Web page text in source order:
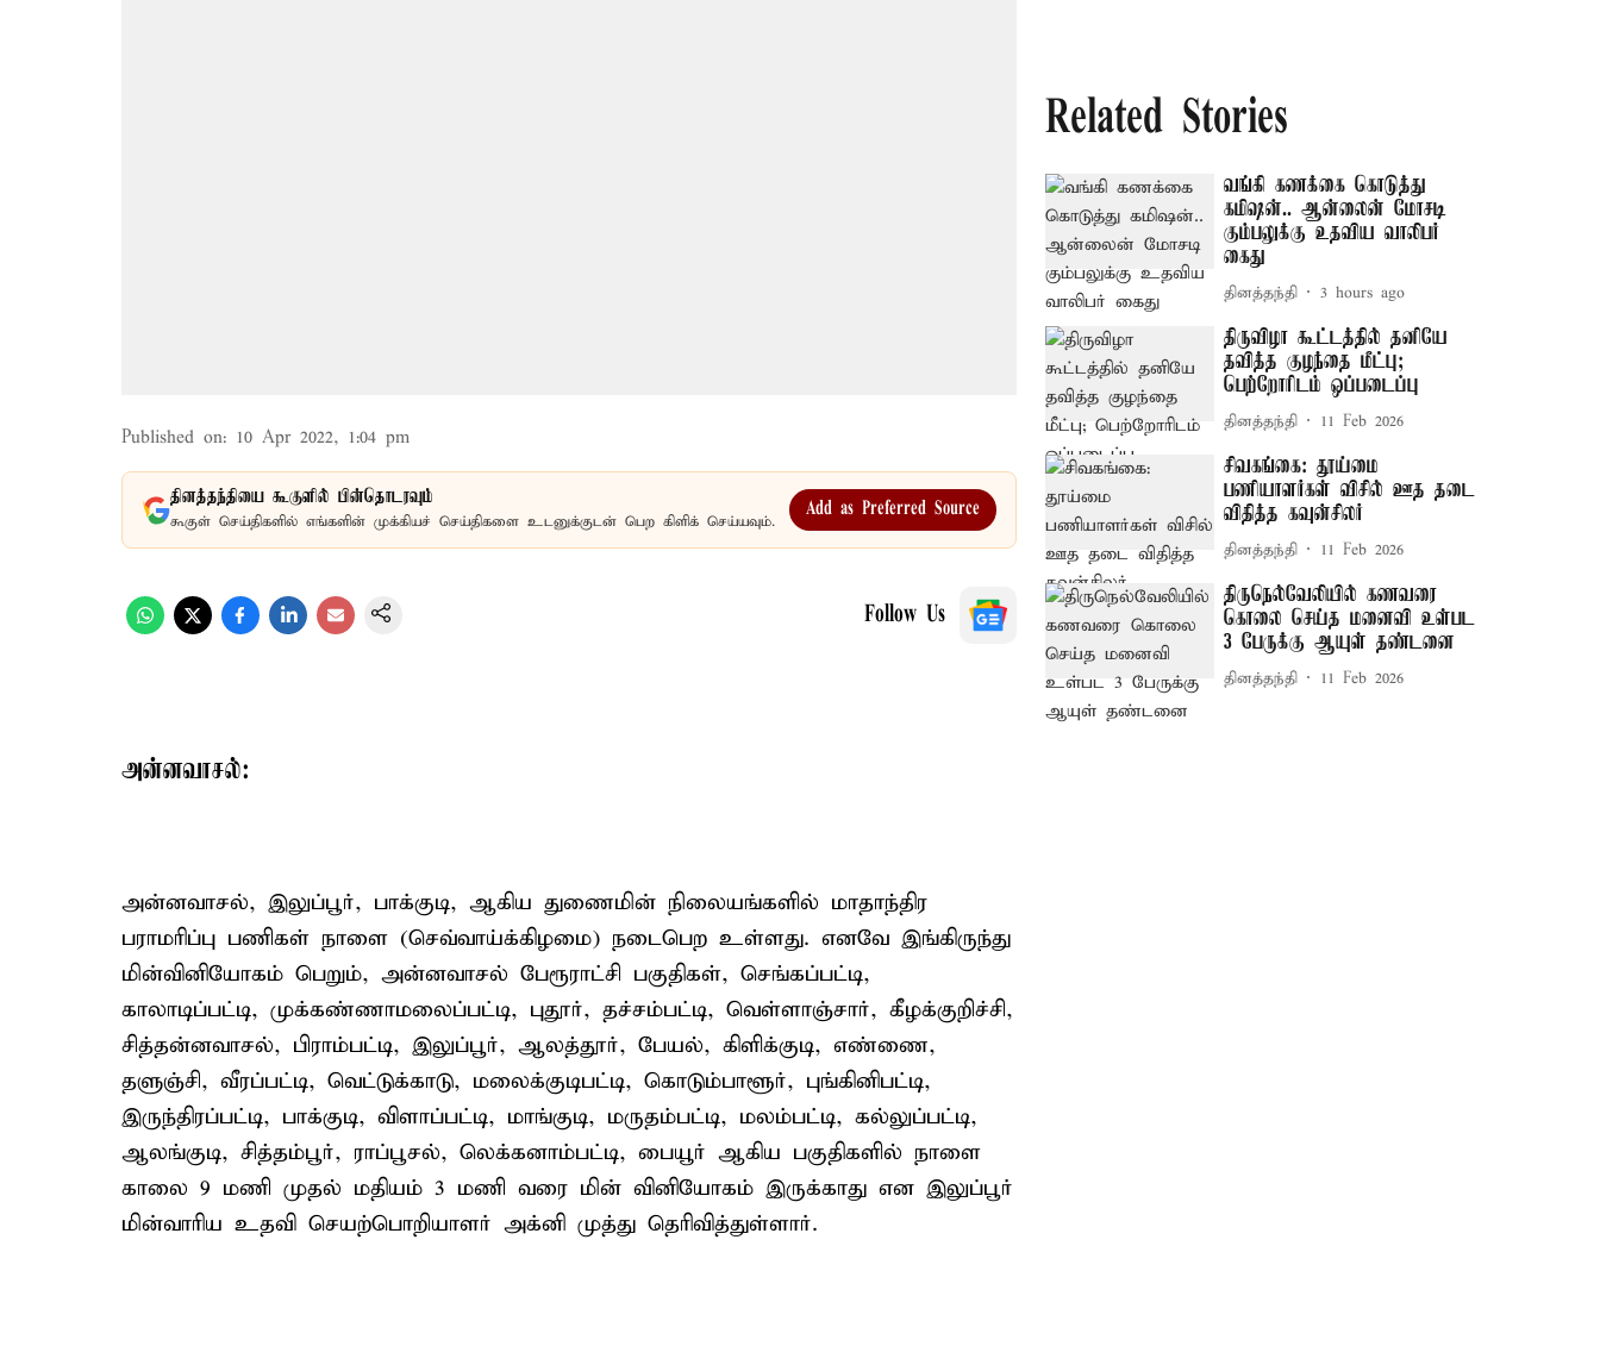
Published on: 10 Apr 2022, 1:04 pm
தினத்தந்தியை கூகுளில் பின்தொடரவும்
கூகுள் செய்திகளில் எங்களின் முக்கியச் செய்திகளை உடனுக்குடன் பெற கிளிக் செய்யவும்.
Add as Preferred Source
Follow Us
அன்னவாசல்:
அன்னவாசல், இலுப்பூர், பாக்குடி, ஆகிய துணைமின் நிலையங்களில் மாதாந்திர
பராமரிப்பு பணிகள் நாளை (செவ்வாய்க்கிழமை) நடைபெற உள்ளது. எனவே இங்கிருந்து
மின்வினியோகம் பெறும், அன்னவாசல் பேரூராட்சி பகுதிகள், செங்கப்பட்டி,
காலாடிப்பட்டி, முக்கண்ணாமலைப்பட்டி, புதூர், தச்சம்பட்டி, வெள்ளாஞ்சார், கீழக்குறிச்சி,
சித்தன்னவாசல், பிராம்பட்டி, இலுப்பூர், ஆலத்தூர், பேயல், கிளிக்குடி, எண்ணை,
தளுஞ்சி, வீரப்பட்டி, வெட்டுக்காடு, மலைக்குடிபட்டி, கொடும்பாளூர், புங்கினிபட்டி,
இருந்திரப்பட்டி, பாக்குடி, விளாப்பட்டி, மாங்குடி, மருதம்பட்டி, மலம்பட்டி, கல்லுப்பட்டி,
ஆலங்குடி, சித்தம்பூர், ராப்பூசல், லெக்கனாம்பட்டி, பையூர் ஆகிய பகுதிகளில் நாளை
காலை 9 மணி முதல் மதியம் 3 மணி வரை மின் வினியோகம் இருக்காது என இலுப்பூர்
மின்வாரிய உதவி செயற்பொறியாளர் அக்னி முத்து தெரிவித்துள்ளார்.
Related Stories
வங்கி கணக்கை கொடுத்து
கமிஷன்.. ஆன்லைன் மோசடி
கும்பலுக்கு உதவிய வாலிபர்
கைது
தினத்தந்தி 3 hours ago
திருவிழா கூட்டத்தில் தனியே
தவித்த குழந்தை மீட்பு;
பெற்றோரிடம் ஒப்படைப்பு
தினத்தந்தி 11 Feb 2026
சிவகங்கை: தூய்மை
பணியாளர்கள் விசில் ஊத தடை
விதித்த கவுன்சிலர்
தினத்தந்தி 11 Feb 2026
திருநெல்வேலியில் கணவரை
கொலை செய்த மனைவி உள்பட
3 பேருக்கு ஆயுள் தண்டனை
தினத்தந்தி 11 Feb 2026